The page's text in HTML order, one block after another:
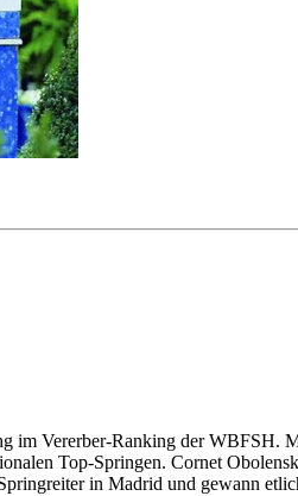
im Vererber-Ranking der WBFSH.
Top-Springen. Cornet
in Madrid und gewann